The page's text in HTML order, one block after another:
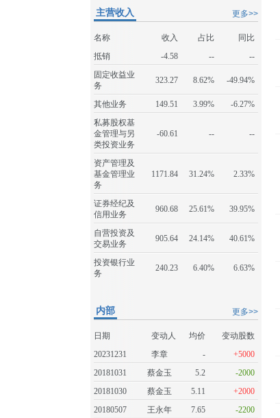
更多>>
主营收入
名称 收入 占比
同比
抵销
-4.58 --
--
固定收益业
务
323.27 8.62% -49.94%
其他业务 149.51 3.99%
-6.27%
私募股权基
金管理与另
类投资业务
-60.61 -- --
资产管理及
基金管理业
务
1171.84 31.24% 2.33%
证券经纪及
信用业务
960.68 25.61% 39.95%
自营投资及
交易业务
905.64 24.14% 40.61%
投资银行业
务
240.23 6.40% 6.63%
更多>>
内部
日期 变动人 均价
变动股数
20231231
李章 -
+5000
20181031
蔡金玉 5.2
-2000
20181030
蔡金玉 5.11
+2000
20180507
王永年 7.65
-2200